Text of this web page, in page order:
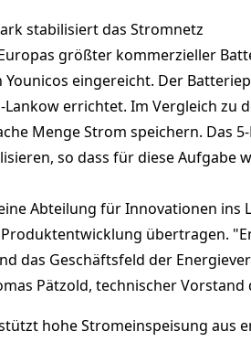
stabilisiert das Stromnetz
größter kommerzieller
Younicos eingereicht. Der
Lankow errichtet. Im Vergleich zu
Menge Strom speichern. Das
so dass für diese Aufgabe
Abteilung für Innovationen ins
übertragen.
das Geschäftsfeld der
Pätzold, technischer Vorstand
hohe Stromeinspeisung aus